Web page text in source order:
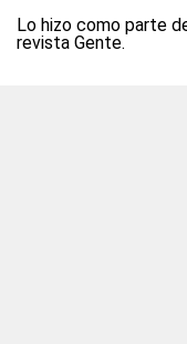
Lo hizo como parte
revista Gente.